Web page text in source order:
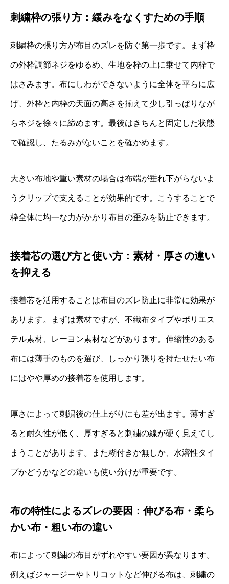
刺繍枠の張り方：緩みをなくすための手順
刺繍枠の張り方が布目のズレを防ぐ第一歩です。まず枠
の外枠調節ネジをゆるめ、生地を枠の上に乗せて内枠で
はさみます。布にしわができないように全体を平らに広
げ、外枠と内枠の天面の高さを揃えて少し引っぱりなが
らネジを徐々に締めます。最後はきちんと固定した状態
で確認し、たるみがないことを確かめます。
大きい布地や重い素材の場合は布端が垂れ下がらないよ
うクリップで支えることが効果的です。こうすることで
枠全体に均一な力がかかり布目の歪みを防止できます。
接着芯の選び方と使い方：素材・厚さの違い
を抑える
接着芯を活用することは布目のズレ防止に非常に効果が
あります。まずは素材ですが、不織布タイプやポリエス
テル素材、レーヨン素材などがあります。伸縮性のある
布には薄手のものを選び、しっかり張りを持たせたい布
にはやや厚めの接着芯を使用します。
厚さによって刺繍後の仕上がりにも差が出ます。薄すぎ
ると耐久性が低く、厚すぎると刺繍の線が硬く見えてし
まうことがあります。また糊付きか無しか、水溶性タイ
プかどうかなどの違いも使い分けが重要です。
布の特性によるズレの要因：伸びる布・柔ら
かい布・粗い布の違い
布によって刺繍の布目がずれやすい要因が異なります。
例えばジャージーやトリコットなど伸びる布は、刺繍の